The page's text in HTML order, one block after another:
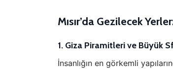
Mısır’da Gezilecek
1. Giza Piramitleri ve Büyük
İnsanlığın en görkemli